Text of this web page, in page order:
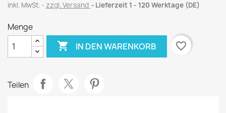
inkl. MwSt. zzgl. Versand Lieferzeit 1 - 120 Werktage (DE)
Menge
 IN DEN WARENKORB favorite_border
Teilen